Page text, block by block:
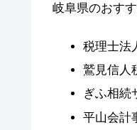
岐阜県のおす
税理士法
鷲見信人
ぎふ相続
平山会計